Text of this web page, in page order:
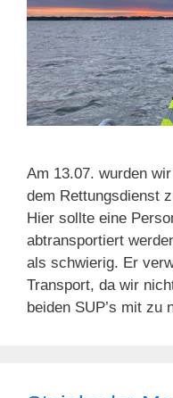
Am 13.07. wurden
dem Rettungsdienst
Hier sollte eine
abtransportiert
als schwierig. Er
Transport, da wir
beiden SUP’s mit zu